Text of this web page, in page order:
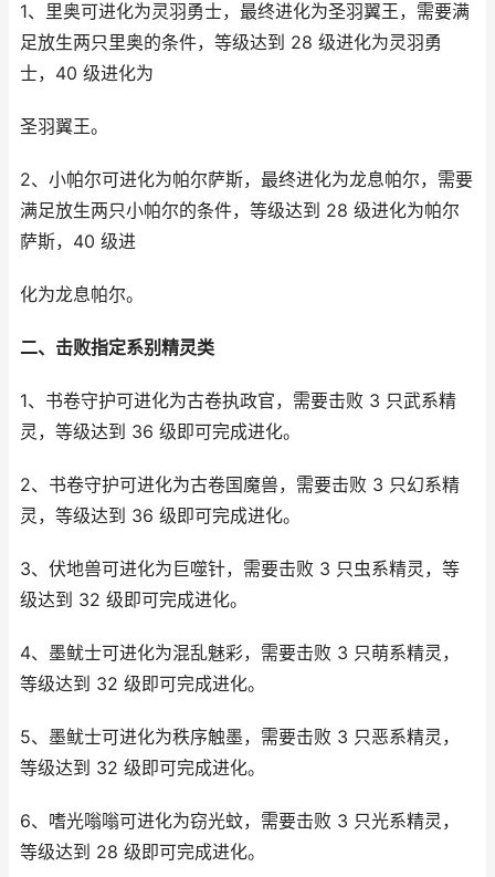
1、里奥可进化为灵羽勇士，最终进化为圣羽翼王，需要满
足放生两只里奥的条件，等级达到 28 级进化为灵羽勇
士，40 级进化为
圣羽翼王。
2、小帕尔可进化为帕尔萨斯，最终进化为龙息帕尔，需要
满足放生两只小帕尔的条件，等级达到 28 级进化为帕尔
萨斯，40 级进
化为龙息帕尔。
二、击败指定系别精灵类
1、书卷守护可进化为古卷执政官，需要击败 3 只武系精
灵，等级达到 36 级即可完成进化。
2、书卷守护可进化为古卷国魔兽，需要击败 3 只幻系精
灵，等级达到 36 级即可完成进化。
3、伏地兽可进化为巨噬针，需要击败 3 只虫系精灵，等
级达到 32 级即可完成进化。
4、墨鱿士可进化为混乱魅彩，需要击败 3 只萌系精灵，
等级达到 32 级即可完成进化。
5、墨鱿士可进化为秩序触墨，需要击败 3 只恶系精灵，
等级达到 32 级即可完成进化。
6、嗜光嗡嗡可进化为窃光蚊，需要击败 3 只光系精灵，
等级达到 28 级即可完成进化。